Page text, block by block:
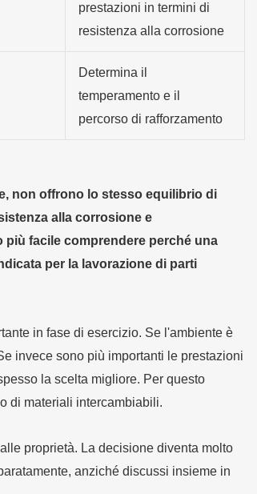
prestazioni in termini di
resistenza alla corrosione
Determina il
temperamento e il
percorso di rafforzamento
non offrono lo stesso equilibrio di
alla corrosione e
più facile comprendere perché una
per la lavorazione di parti
in fase di esercizio. Se l'ambiente è
invece sono più importanti le prestazioni
la scelta migliore. Per questo
di materiali intercambiabili.
proprietà. La decisione diventa molto
anziché discussi insieme in